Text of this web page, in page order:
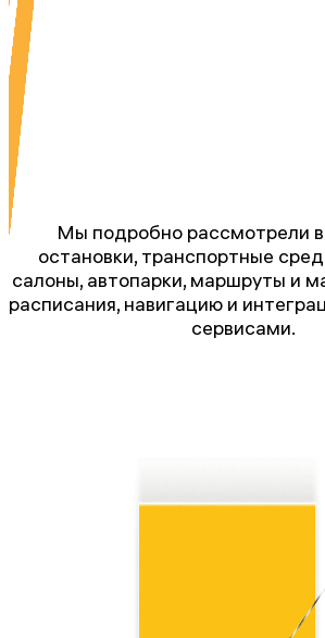
Мы подробно рассмотрели
остановки, транспортные
салоны, автопарки, маршруты и
расписания, навигацию и
сервисами.